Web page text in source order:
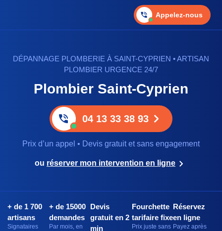
Appelez-nous
DÉPANNAGE PLOMBERIE À SAINT-CYPRIEN • ARTISAN
PLOMBIER URGENCE 24/7
Plombier Saint-Cyprien
04 13 33 38 93
Prix d’un appel • Devis gratuit et sans engagement
ou réserver mon intervention en ligne
+ de 1 700
artisans
Signataires
+ de 15000
demandes
Par mois, en
Devis
gratuit en 2
min
Fourchette
tarifaire fixe
Prix juste sans
Réservez
en ligne
Payez après